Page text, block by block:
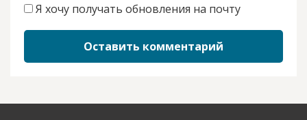
Я хочу получать обновления на почту
Оставить комментарий